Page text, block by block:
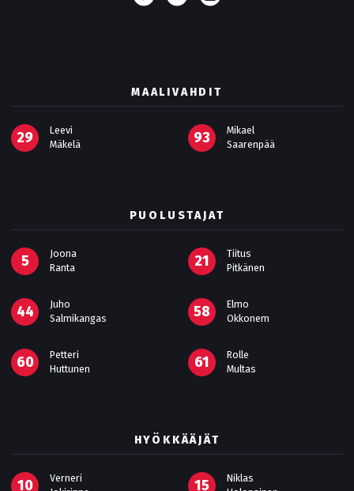
MAALIVAHDIT
29
Leevi
Mäkelä
93
Mikael
Saarenpää
PUOLUSTAJAT
5
Joona
Ranta
21
Tiitus
Pitkänen
44
Juho
Salmikangas
58
Elmo
Okkonem
60
Petteri
Huttunen
61
Rolle
Multas
HYÖKKÄÄJÄT
10
Verneri
15
Niklas